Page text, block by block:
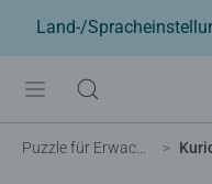
Land-/
Puzzle für Erwachsene